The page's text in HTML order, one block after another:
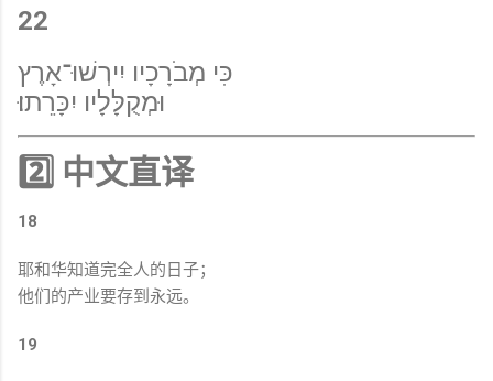
22
כִּי מְבֹרָכָיו יִירְשׁוּ־אָרֶץ
וּמְקֻלָּלָיו יִכָּרֵתוּ׃
2️⃣ 中文直译
18
耶和华知道完全人的日子；
他们的产业要存到永远。
19